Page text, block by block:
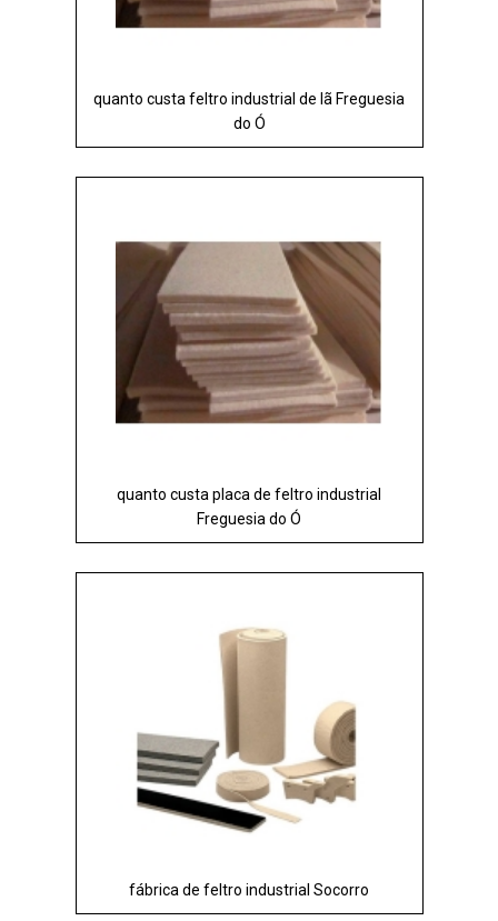
quanto custa feltro industrial de lã Freguesia
do Ó
quanto custa placa de feltro industrial
Freguesia do Ó
fábrica de feltro industrial Socorro